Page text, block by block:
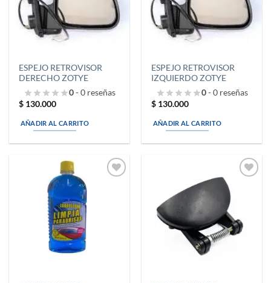
ESPEJO RETROVISOR
DERECHO ZOTYE
0- 0 reseñas
$ 130.000
AÑADIR AL CARRITO
ESPEJO RETROVISOR
IZQUIERDO ZOTYE
0- 0 reseñas
$ 130.000
AÑADIR AL CARRITO